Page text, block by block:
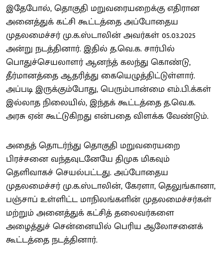
இதேபோல், தொகுதி மறுவரையறைக்கு எதிரான
அனைத்துக் கட்சி கூட்டத்தை அப்போதைய
முதலமைச்சர் மு.க.ஸ்டாலின் அவர்கள் 05.03.2025
அன்று நடத்தினார். இதில் த.வெ.க. சார்பில்
பொதுச்செயலாளர் ஆனந்த் கலந்து கொண்டு,
தீர்மானத்தை ஆதரித்து கையெழுத்திட்டுள்ளார்.
அப்படி இருக்கும்போது, பெரும்பான்மை எம்.பி.க்கள்
இல்லாத நிலையில், இந்தக் கூட்டத்தை த.வெ.க.
அரசு ஏன் கூட்டுகிறது என்பதை விளக்க வேண்டும்.
அதைத் தொடர்ந்து தொகுதி மறுவரையறை
பிரச்சனை வந்தவுடனேயே திமுக மிகவும்
தெளிவாகச் செயல்பட்டது. அப்போதைய
முதலமைச்சர் மு.க.ஸ்டாலின், கேரளா, தெலுங்கானா,
பஞ்சாப் உள்ளிட்ட மாநிலங்களின் முதலமைச்சர்கள்
மற்றும் அனைத்துக் கட்சித் தலைவர்களை
அழைத்துச் சென்னையில் பெரிய ஆலோசனைக்
கூட்டத்தை நடத்தினார்.